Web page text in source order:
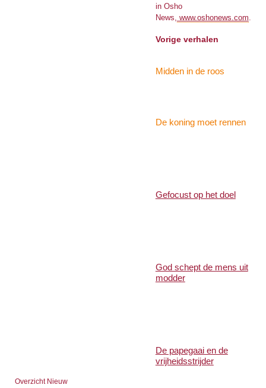
in Osho
News, www.oshonews.com.
Vorige verhalen
Midden in de roos
De koning moet rennen
Gefocust op het doel
God schept de mens uit
modder
De papegaai en de
vrijheidsstrijder
Overzicht Nieuw